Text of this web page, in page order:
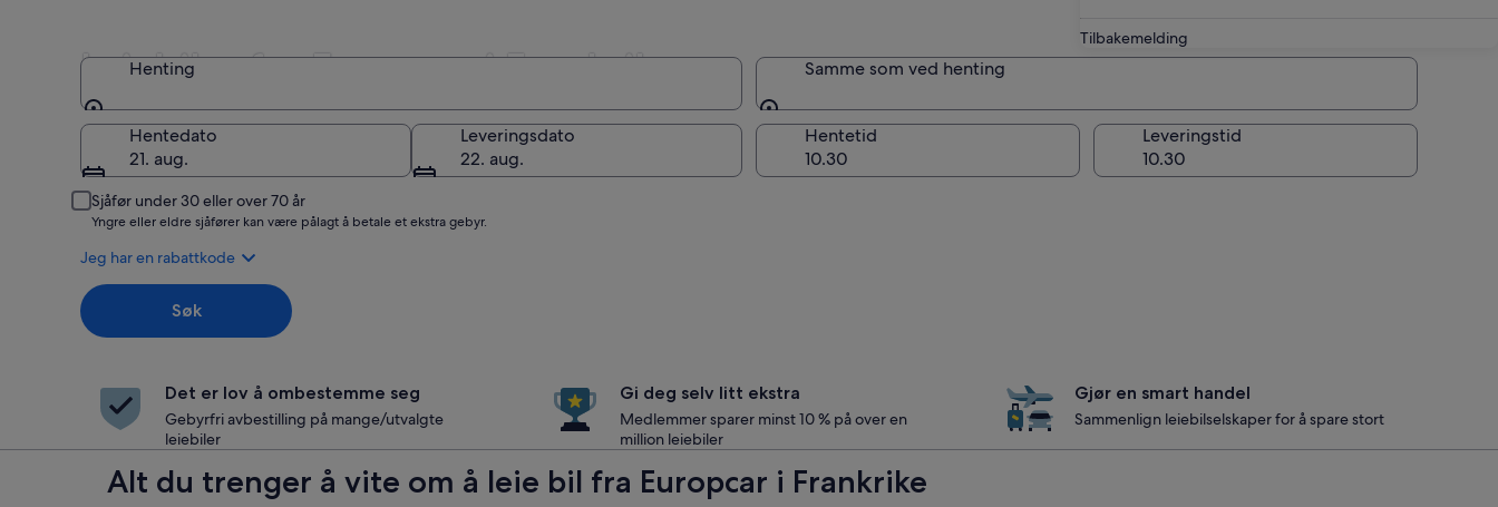
Tilbakemelding
Leiebiler fra Europcar i Frankrike
Henting
Henting
Samme som ved henting
Samme som ved henting
Hentedato
21. aug.
Leveringsdato
22. aug.
Hentetid Leveringstid
Sjåfør under 30 eller over 70 år
Yngre eller eldre sjåfører kan være pålagt å betale et ekstra gebyr.
Jeg har en rabattkode
Søk
Det er lov å ombestemme seg
Gebyrfri avbestilling på mange/utvalgte
leiebiler
Gi deg selv litt ekstra
Medlemmer sparer minst 10 % på over en
million leiebiler
Gjør en smart handel
Sammenlign leiebilselskaper for å spare stort
Alt du trenger å vite om å leie bil fra Europcar i Frankrike